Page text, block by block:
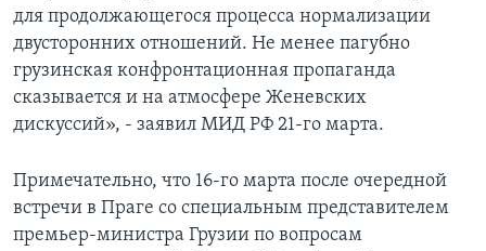
для продолжающегося процесса нормализации
двусторонних отношений. Не менее пагубно
грузинская конфронтационная пропаганда
сказывается и на атмосфере Женевских
дискуссий», - заявил МИД РФ 21-го марта.
Примечательно, что 16-го марта после очередной
встречи в Праге со специальным представителем
премьер-министра Грузии по вопросам